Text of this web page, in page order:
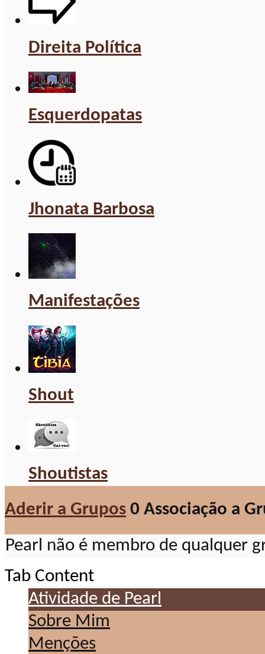
Direita Política
Esquerdopatas
Jhonata Barbosa
Manifestações
Shout
Shoutistas
Aderir a Grupos 0 Associação a
Pearl não é membro de qualquer
Tab Content
Atividade de Pearl
Sobre Mim
Menções